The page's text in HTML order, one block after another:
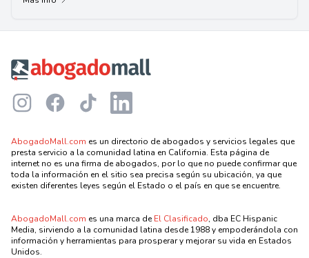
InstagramFacebookTikTok LinkedIn
AbogadoMall.com es un directorio de abogados y servicios legales que
presta servicio a la comunidad latina en California. Esta página de
internet no es una firma de abogados, por lo que no puede confirmar que
toda la información en el sitio sea precisa según su ubicación, ya que
existen diferentes leyes según el Estado o el país en que se encuentre.
AbogadoMall.com es una marca deEl Clasificado, dba EC Hispanic
Media, sirviendo a la comunidad latina desde 1988 y empoderándola con
información y herramientas para prosperar y mejorar su vida en Estados
Unidos.